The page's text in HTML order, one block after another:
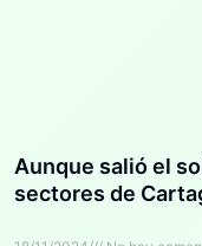
Aunque salió el
sectores de